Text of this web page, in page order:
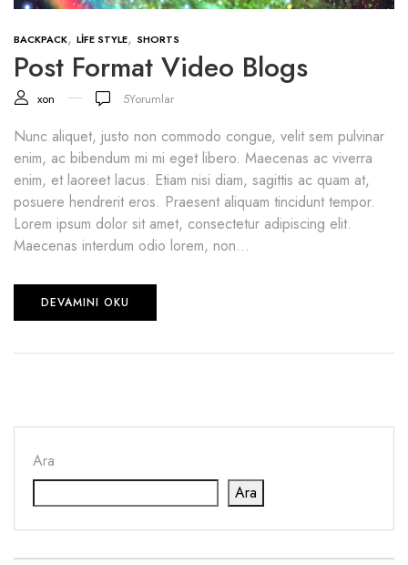
Ara
Ara
BACKPACK, LIFE STYLE, SHORTS
Post Format Video Blogs
xon 5Yorumlar
Nunc aliquet, justo non commodo congue, velit sem pulvinar
enim, ac bibendum mi mi eget libero. Maecenas ac viverra
enim, et laoreet lacus. Etiam nisi diam, sagittis ac quam at,
posuere hendrerit eros. Praesent aliquam tincidunt tempor.
Lorem ipsum dolor sit amet, consectetur adipiscing elit.
Maecenas interdum odio lorem, non...
DEVAMINI OKU